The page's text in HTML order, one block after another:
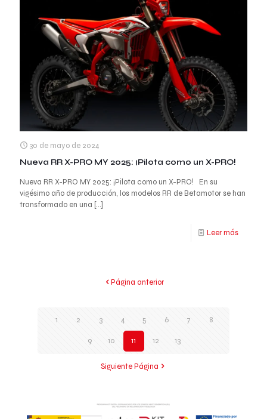
30 de mayo de 2024
Nueva RR X-PRO MY 2025: ¡Pilota como un X-PRO!
Nueva RR X-PRO MY 2025: ¡Pilota como un X-PRO! En su
vigésimo año de producción, los modelos RR de Betamotor se han
transformado en una […]
Leer más
Página anterior
1 2 3 4 5 6 7 8
9 10 11 12 13
Siguiente Página